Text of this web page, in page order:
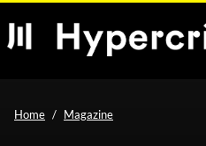
Home Magazine